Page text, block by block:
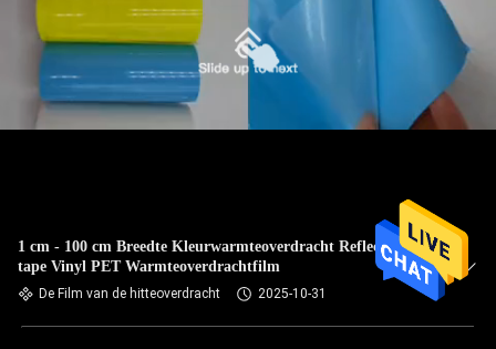
1 cm - 100 cm Breedte Kleurwarmteoverdracht Reflectieve
tape Vinyl PET Warmteoverdrachtfilm
De Film van de hitteoverdracht 2025-10-31